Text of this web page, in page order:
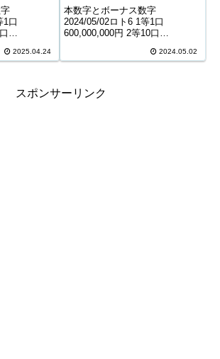
1口
円 5等
2025.04.24
345,879,883円
本数字とボーナス数字
2024/05/02ロト6 1等1口
600,000,000円 2等10口
4等16,844口 5,400円 5等257,525
2024.05.02
スポンサーリンク